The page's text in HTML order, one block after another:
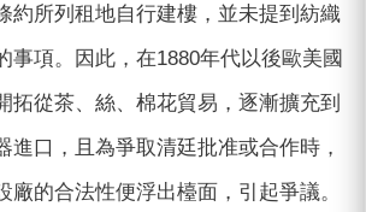
約所列租地自行建樓，並未提到紡織
事項。因此，在1880年代以後歐美國
拓從茶、絲、棉花貿易，逐漸擴充到
進口，且為爭取清廷批准或合作時，
廠的合法性便浮出檯面，引起爭議。